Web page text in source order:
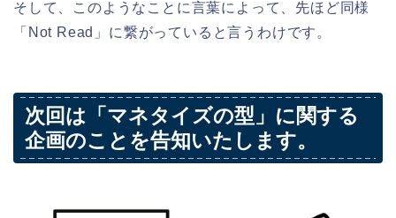
そして、このようなことに言葉によって、先ほど同様
「Not Read」に繋がっていると言うわけです。
次回は「マネタイズの型」に関する
企画のことを告知いたします。